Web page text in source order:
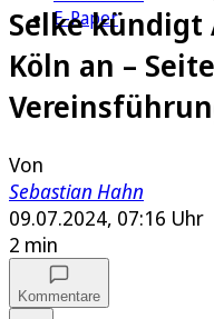
E-Paper
Selke kündigt
Köln an –
Von
Sebastian Hahn
09.07.2024, 07:16 Uhr
2 min
Kommentare